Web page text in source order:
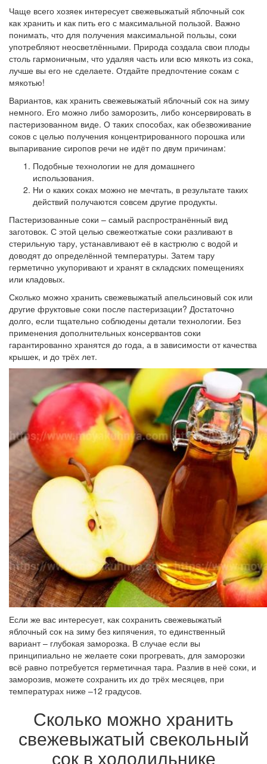
Чаще всего хозяек интересует свежевыжатый яблочный сок
как хранить и как пить его с максимальной пользой. Важно
понимать, что для получения максимальной пользы, соки
употребляют неосветлёнными. Природа создала свои плоды
столь гармоничным, что удаляя часть или всю мякоть из сока,
лучше вы его не сделаете. Отдайте предпочтение сокам с
мякотью!
Вариантов, как хранить свежевыжатый яблочный сок на зиму
немного. Его можно либо заморозить, либо консервировать в
пастеризованном виде. О таких способах, как обезвоживание
соков с целью получения концентрированного порошка или
выпаривание сиропов речи не идёт по двум причинам:
Подобные технологии не для домашнего
использования.
Ни о каких соках можно не мечтать, в результате таких
действий получаются совсем другие продукты.
Пастеризованные соки – самый распространённый вид
заготовок. С этой целью свежеотжатые соки разливают в
стерильную тару, устанавливают её в кастрюлю с водой и
доводят до определённой температуры. Затем тару
герметично укупоривают и хранят в складских помещениях
или кладовых.
Сколько можно хранить свежевыжатый апельсиновый сок или
другие фруктовые соки после пастеризации? Достаточно
долго, если тщательно соблюдены детали технологии. Без
применения дополнительных консервантов соки
гарантированно хранятся до года, а в зависимости от качества
крышек, и до трёх лет.
Если же вас интересует, как сохранить свежевыжатый
яблочный сок на зиму без кипячения, то единственный
вариант – глубокая заморозка. В случае если вы
принципиально не желаете соки прогревать, для заморозки
всё равно потребуется герметичная тара. Разлив в неё соки, и
заморозив, можете сохранить их до трёх месяцев, при
температурах ниже –12 градусов.
Сколько можно хранить
свежевыжатый свекольный
сок в холодильнике